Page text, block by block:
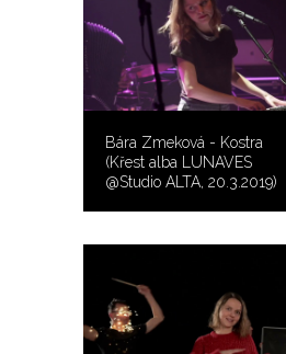
Bára Zmeková - Kostra
(Křest alba LUNAVES
@Studio ALTA, 20.3.2019)